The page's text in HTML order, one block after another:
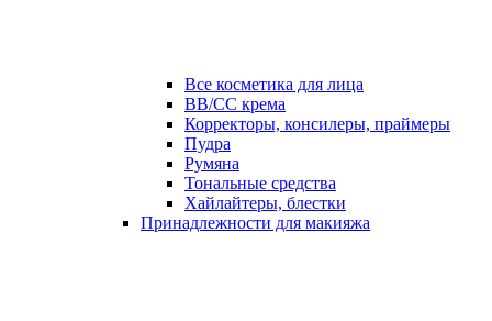
Все косметика для лица
ВВ/СС крема
Корректоры, консилеры, праймеры
Пудра
Румяна
Тональные средства
Хайлайтеры, блестки
Принадлежности для макияжа